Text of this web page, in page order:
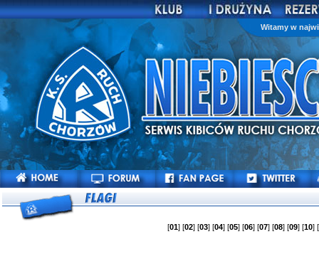
Witamy w
[01] [02] [03] [04] [05] [06] [07] [08] [09] [10] [